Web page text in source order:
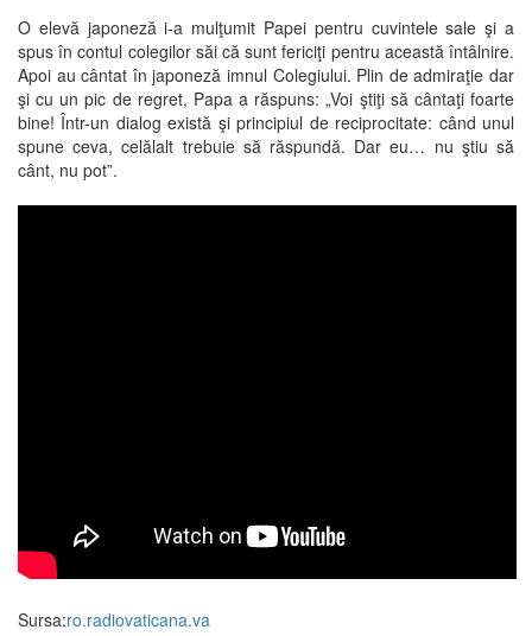
O elevă japoneză i-a mulţumit Papei pentru cuvintele sale şi a
spus în contul colegilor săi că sunt fericiţi pentru această întâlnire.
Apoi au cântat în japoneză imnul Colegiului. Plin de admiraţie dar
şi cu un pic de regret, Papa a răspuns: „Voi ştiţi să cântaţi foarte
bine! Într-un dialog există şi principiul de reciprocitate: când unul
spune ceva, celălalt trebuie să răspundă. Dar eu… nu ştiu să
cânt, nu pot”.
Sursa:ro.radiovaticana.va